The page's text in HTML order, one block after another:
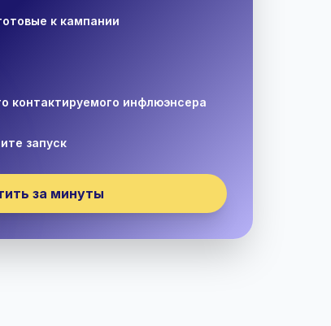
к кампании
контактируемого инфлюэнсера
запуск
за минуты